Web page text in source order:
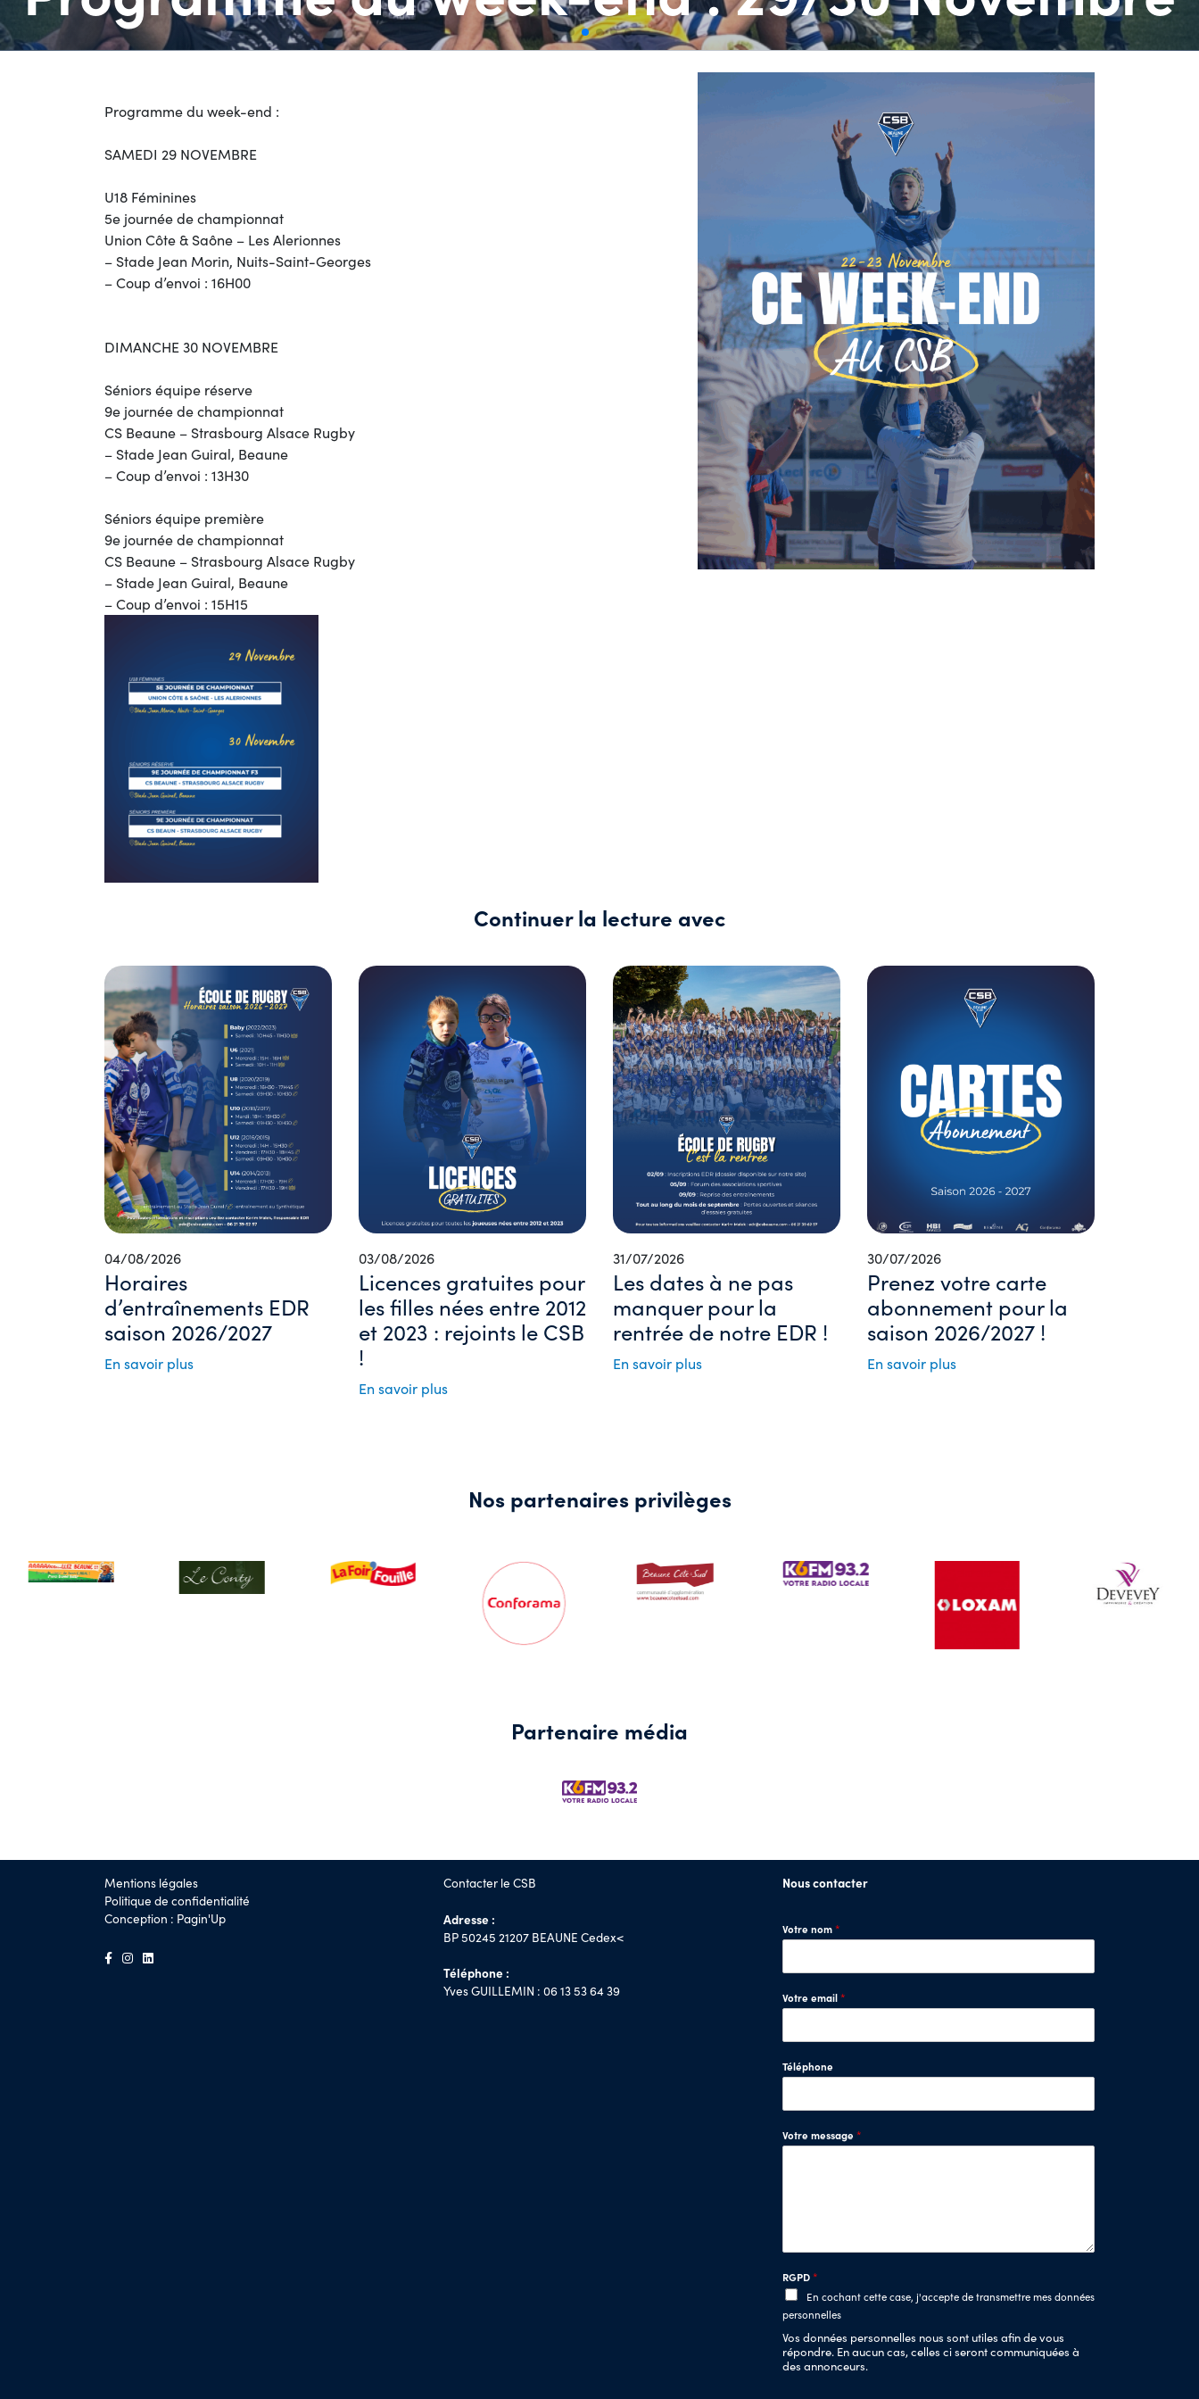
Programme du week-end :
SAMEDI 29 NOVEMBRE
U18 Féminines
5e journée de championnat
Union Côte & Saône – Les Alerionnes
– Stade Jean Morin, Nuits-Saint-Georges
– Coup d’envoi : 16H00
DIMANCHE 30 NOVEMBRE
Séniors équipe réserve
9e journée de championnat
CS Beaune – Strasbourg Alsace Rugby
– Stade Jean Guiral, Beaune
– Coup d’envoi : 13H30
Séniors équipe première
9e journée de championnat
CS Beaune – Strasbourg Alsace Rugby
– Stade Jean Guiral, Beaune
– Coup d’envoi : 15H15
Continuer la lecture avec
04/08/2026
Horaires
d’entraînements EDR
saison 2026/2027
En savoir plus
03/08/2026
Licences gratuites pour
les filles nées entre 2012
et 2023 : rejoints le CSB
!
En savoir plus
31/07/2026
Les dates à ne pas
manquer pour la
rentrée de notre EDR !
En savoir plus
30/07/2026
Prenez votre carte
abonnement pour la
saison 2026/2027 !
En savoir plus
Nos partenaires privilèges
Partenaire média
Mentions légales
Politique de confidentialité
Conception : Pagin'Up
Contacter le CSB
Adresse :
BP 50245 21207 BEAUNE Cedex<
Téléphone :
Yves GUILLEMIN : 06 13 53 64 39
Nous contacter
Votre nom *
Votre email *
Téléphone
Votre message *
RGPD *
En cochant cette case, j'accepte de transmettre mes données
personnelles
Vos données personnelles nous sont utiles afin de vous
répondre. En aucun cas, celles ci seront communiquées à
des annonceurs.